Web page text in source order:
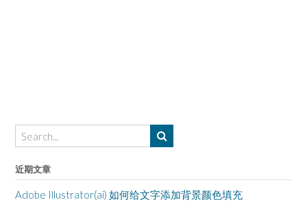
近期文章
Adobe Illustrator(ai) 如何给文字添加背景颜色填充